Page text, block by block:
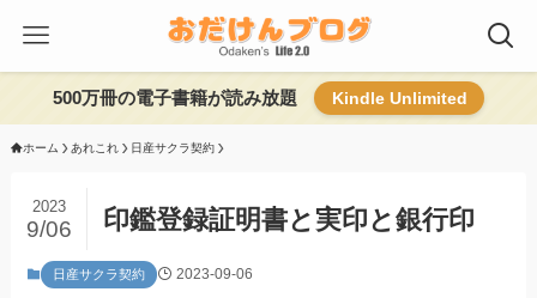
500万冊の電子書籍が読み放題 Kindle Unlimited
ホーム あれこれ 日産サクラ契約
印鑑登録証明書と実印と銀行印
2023
9/06
日産サクラ契約 2023-09-06